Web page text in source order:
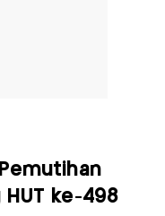
HUT ke-498